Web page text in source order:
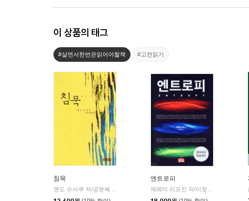
이 상품의 태그
#살면서한번은읽어야할책 #고전읽기
침묵
엔도 슈사쿠 저/공문혜 역
엔트로피
제레미 리프킨 저/이창희 역
세종연구